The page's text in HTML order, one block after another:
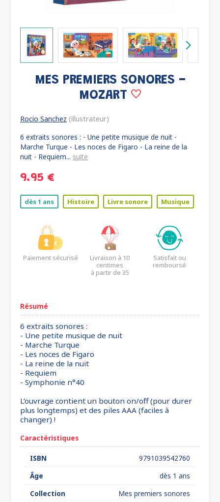
MES PREMIERS SONORES -
MOZART
Rocio Sanchez (illustrateur)
6 extraits sonores : - Une petite musique de nuit -
Marche Turque - Les noces de Figaro - La reine de la
nuit - Requiem... suite
9.95 €
dès 1 ans Histoire Livre sonore Musique
Paiement sécurisé
Livraison à 10
centimes
à partir de 35
Satisfait ou
remboursé
Résumé
6 extraits sonores :
- Une petite musique de nuit
- Marche Turque
- Les noces de Figaro
- La reine de la nuit
- Requiem
- Symphonie n°40
L’ouvrage contient un bouton on/off (pour durer
plus longtemps) et des piles AAA (faciles à
changer) !
Caractéristiques
ISBN
9791039542760
Âge
dès 1 ans
Collection
Mes premiers sonores